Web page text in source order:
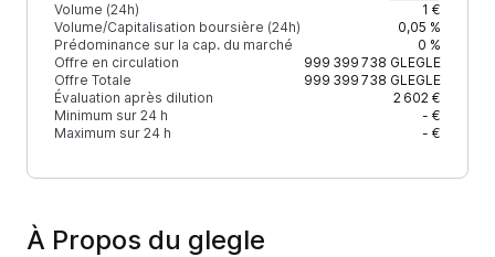
Volume (24h)
1 €
Volume/Capitalisation boursière (24h)
0,05 %
Prédominance sur la cap. du marché
0 %
Offre en circulation
999 399 738 GLEGLE
Offre Totale
999 399 738 GLEGLE
Évaluation après dilution
2 602 €
Minimum sur 24 h
- €
Maximum sur 24 h
- €
À Propos du glegle